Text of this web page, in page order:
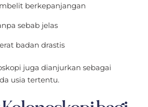
berkepanjangan
sebab jelas
badan drastis
juga dianjurkan sebagai
usia tertentu.